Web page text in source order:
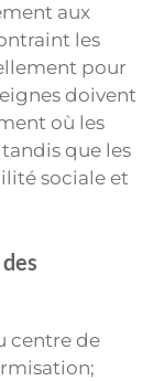
aux
les
pour
doivent
où les
que les
sociale et
centre de